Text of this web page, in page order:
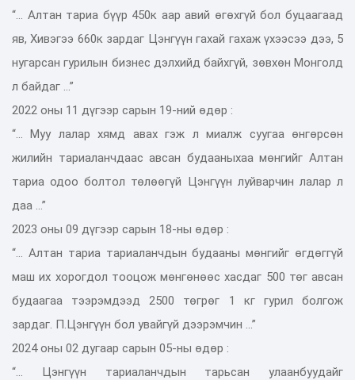
“... Алтан тариа бүүр 450к аар авий өгөхгүй бол буцаагаад
яв, Хивэгээ 660к зардаг Цэнгүүн гахай гахаж үхээсээ дээ, 5
нугарсан гурилын бизнес дэлхийд байхгүй, зөвхөн Монголд
л байдаг ...”
2022 оны 11 дүгээр сарын 19-ний өдөр :
“... Муу лалар хямд авах гэж л миалж суугаа өнгөрсөн
жилийн тариаланчдаас авсан будааныхаа мөнгийг Алтан
тариа одоо болтол төлөөгүй Цэнгүүн луйварчин лалар л
даа ...”
2023 оны 09 дүгээр сарын 18-ны өдөр :
“... Алтан тариа тариаланчдын будааны мөнгийг өгдөггүй
маш их хорогдол тооцож мөнгөнөөс хасдаг 500 төг авсан
будаагаа тээрэмдээд 2500 төгрөг 1 кг гурил болгож
зардаг. П.Цэнгүүн бол увайгүй дээрэмчин ...”
2024 оны 02 дугаар сарын 05-ны өдөр :
“... Цэнгүүн тариаланчдын тарьсан улаанбуудайг